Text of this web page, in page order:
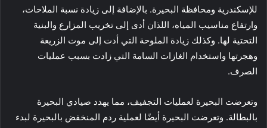
للإسكندرية ومحافظة البحيرة. بالإضافة إلى زيادة نسبة الملاحات،
وارتفاع مناسيب المياه، اللذان أدى إلى تخريب المزارع والبنية
التحتية لها. وكذلك زيادة الملوحة التي أدت إلى موت الزريعة
وهجرتها واستخدام الغازات السامة التي زادت بسبب عمليات
الصرف.
وتعرضت البحيرة لعمليات التجفيف، مما يهدد صيادي البحيرة
بالبطالة. وتعرضت البحيرة أيضًا لعملية ردم المنخفض بالبحيرة لبدء